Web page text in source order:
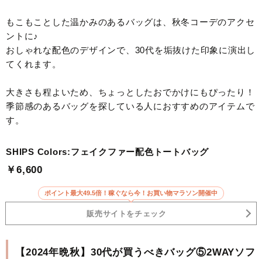
もこもことした温かみのあるバッグは、秋冬コーデのアクセ
ントに♪
おしゃれな配色のデザインで、30代を垢抜けた印象に演出し
てくれます。
大きさも程よいため、ちょっとしたおでかけにもぴったり！
季節感のあるバッグを探している人におすすめのアイテムで
す。
SHIPS Colors:フェイクファー配色トートバッグ
￥6,600
ポイント最大49.5倍！稼ぐなら今！お買い物マラソン開催中
販売サイトをチェック
【2024年晩秋】30代が買うべきバッグ⑤2WAYソフ